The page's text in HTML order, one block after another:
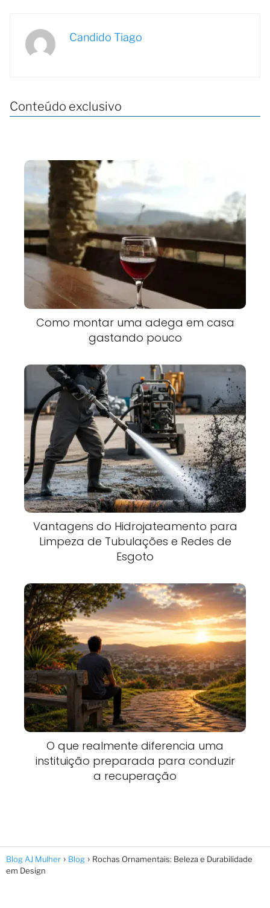
Candido Tiago
Conteúdo exclusivo
Como montar uma adega em casa
gastando pouco
Vantagens do Hidrojateamento para
Limpeza de Tubulações e Redes de
Esgoto
O que realmente diferencia uma
instituição preparada para conduzir
a recuperação
Blog AJ Mulher Blog
Rochas Ornamentais: Beleza e Durabilidade
em Design